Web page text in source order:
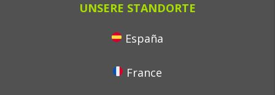
UNSERE STANDORTE
España
France